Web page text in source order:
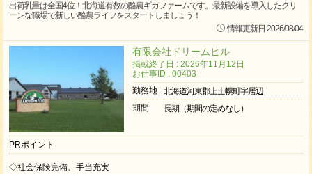
出荷乳量は全国4位！北海道有数の酪農ギガファームです。最新設備を導入したクリ
ーンな職場で新しい酪農ライフをスタートしましょう！
情報更新日 2026/08/04
有限会社ドリームヒル
掲載終了日 : 2026年11月12日
お仕事ID : 00403
勤務地
北海道河東郡上士幌町字居辺
期間
長期（期間の定めなし）
PRポイント
◇社会保険完備、手当充実